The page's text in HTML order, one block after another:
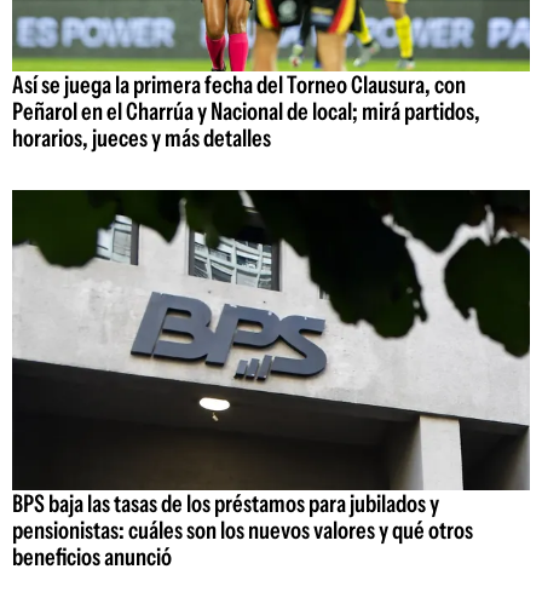
Así se juega la primera fecha del Torneo Clausura, con
Peñarol en el Charrúa y Nacional de local; mirá partidos,
horarios, jueces y más detalles
BPS baja las tasas de los préstamos para jubilados y
pensionistas: cuáles son los nuevos valores y qué otros
beneficios anunció